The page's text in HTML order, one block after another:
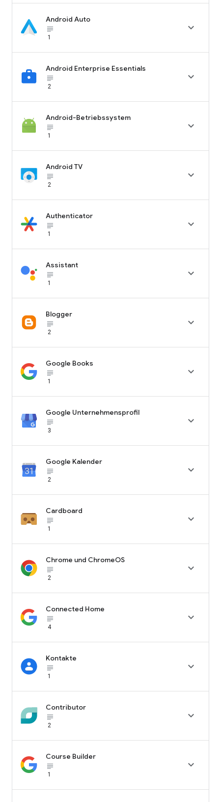
Android Auto
subject_black
1

Android Enterprise Essentials
subject_black
2

Android-Betriebssystem
subject_black
1

Android TV
subject_black
2

Authenticator
subject_black
1

Assistant
subject_black
1

Blogger
subject_black
2

Google Books
subject_black
1

Google Unternehmensprofil
subject_black
3

Google Kalender
subject_black
2

Cardboard
subject_black
1

Chrome und ChromeOS
subject_black
2

Connected Home
subject_black
4

Kontakte
subject_black
1

Contributor
subject_black
2

Course Builder
subject_black
1
